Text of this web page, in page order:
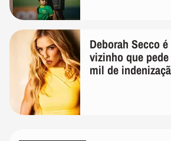
Deborah Secco
vizinho que
mil de